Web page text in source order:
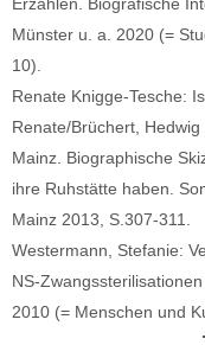
Münster u. a. 2020 (=
10).
Renate Knigge-Tesche:
Renate/Brüchert,
Mainz. Biographische
ihre Ruhstätte haben.
Mainz 2013, S.307-311.
Westermann, Stefanie:
NS-
2010 (= Menschen und